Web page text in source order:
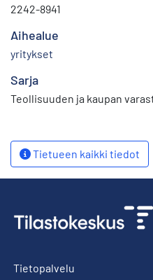
2242-8941
Aihealue
yritykset
Sarja
Teollisuuden ja kaupan
Tietueen kaikki tiedot
Tietopalvelu